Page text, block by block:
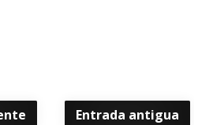
Entrada antigua